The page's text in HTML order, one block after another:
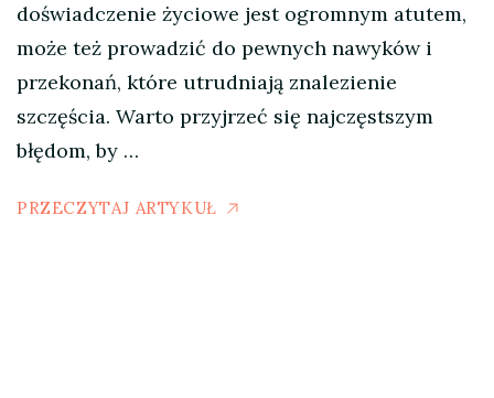
doświadczenie życiowe jest ogromnym atutem,
może też prowadzić do pewnych nawyków i
przekonań, które utrudniają znalezienie
szczęścia. Warto przyjrzeć się najczęstszym
błędom, by …
PRZECZYTAJ ARTYKUŁ